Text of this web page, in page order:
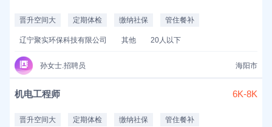
晋升空间大 定期体检 缴纳社保 管住餐补
辽宁聚实环保科技有限公司 其他 20人以下
孙女士.招聘员 海阳市
机电工程师 6K-8K
晋升空间大 定期体检 缴纳社保 管住餐补